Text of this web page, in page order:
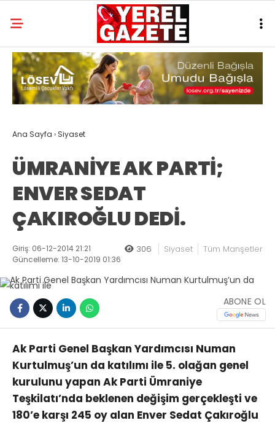
Ana Sayfa › Siyaset
ÜMRANİYE AK PARTİ;
ENVER SEDAT
ÇAKIROĞLU DEDİ.
Giriş: 06-12-2014 21:21
Güncelleme: 13-10-2019 01:36
306 Siyaset Tüm Manşetler
ABONE OL
Ak Parti Genel Başkan Yardımcısı Numan
Kurtulmuş’un da katılımı ile 5. olağan genel
kurulunu yapan Ak Parti Ümraniye
Teşkilatı’nda beklenen değişim gerçekleşti ve
180’e karşı 245 oy alan Enver Sedat Çakıroğlu